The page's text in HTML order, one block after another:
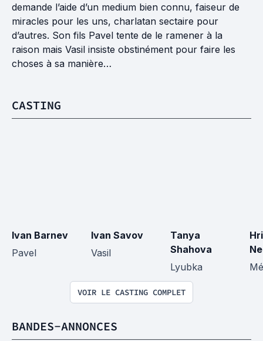
demande l’aide d’un medium bien connu, faiseur de
miracles pour les uns, charlatan sectaire pour
d’autres. Son fils Pavel tente de le ramener à la
raison mais Vasil insiste obstinément pour faire les
choses à sa manière…
CASTING
Ivan Barnev
Pavel
Ivan Savov
Vasil
Tanya
Shahova
Lyubka
VOIR LE CASTING COMPLET
BANDES-ANNONCES